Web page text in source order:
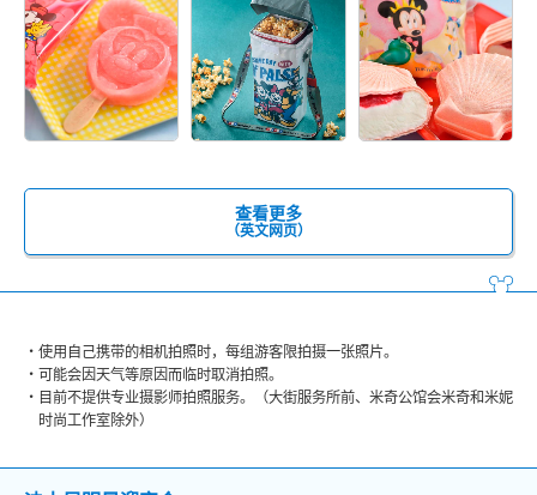
查看更多
（英文网页）
使用自己携带的相机拍照时，每组游客限拍摄一张照片。
可能会因天气等原因而临时取消拍照。
目前不提供专业摄影师拍照服务。（大街服务所前、米奇公馆会米奇和米妮
时尚工作室除外）